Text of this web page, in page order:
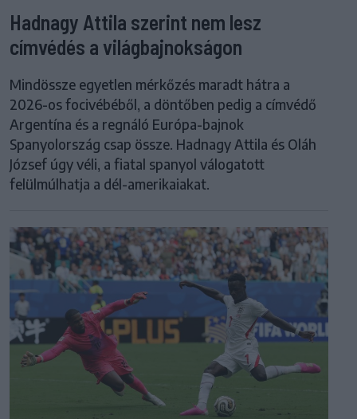
Hadnagy Attila szerint nem lesz
címvédés a világbajnokságon
Mindössze egyetlen mérkőzés maradt hátra a
2026-os focivébéből, a döntőben pedig a címvédő
Argentína és a regnáló Európa-bajnok
Spanyolország csap össze. Hadnagy Attila és Oláh
József úgy véli, a fiatal spanyol válogatott
felülmúlhatja a dél-amerikaiakat.